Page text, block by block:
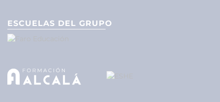
ESCUELAS DEL GRUPO